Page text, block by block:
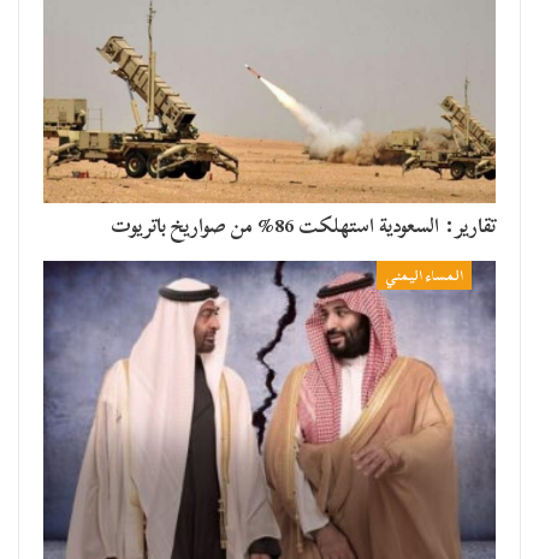
تقارير: السعودية استهلكت 86% من صواريخ باتريوت
المساء اليمني